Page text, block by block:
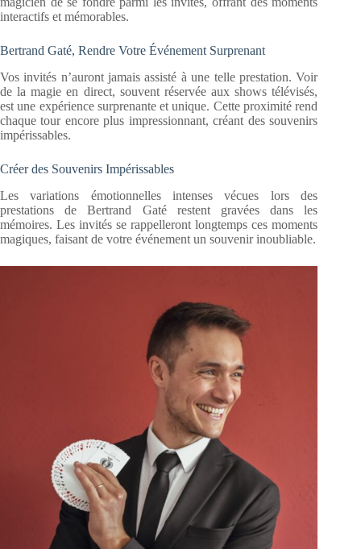
interactifs et mémorables.
Bertrand Gaté, Rendre Votre Événement Surprenant
Vos invités n’auront jamais assisté à une telle prestation. Voir
de la magie en direct, souvent réservée aux shows télévisés,
est une expérience surprenante et unique. Cette proximité rend
chaque tour encore plus impressionnant, créant des souvenirs
impérissables.
Créer des Souvenirs Impérissables
Les variations émotionnelles intenses vécues lors des
prestations de Bertrand Gaté restent gravées dans les
mémoires. Les invités se rappelleront longtemps ces moments
magiques, faisant de votre événement un souvenir inoubliable.